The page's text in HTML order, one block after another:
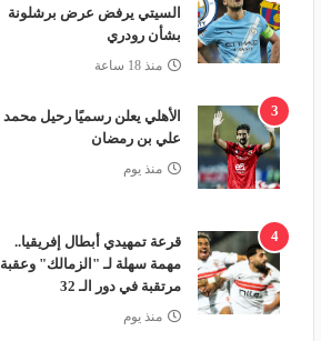
السيتي يرفض عرض برشلونة
بشأن رودري
منذ 18 ساعة
3
الأهلي يعلن رسميًا رحيل محمد
علي بن رمضان
منذ يوم
4
قرعة تمهيدي أبطال إفريقيا..
مهمة سهلة لـ "الزمالك" وعقبة
مرتقبة في دور الـ 32
منذ يوم